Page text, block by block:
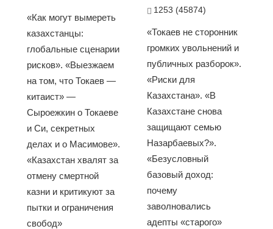
«Как могут вымереть
казахстанцы:
глобальные сценарии
рисков». «Выезжаем
на том, что Токаев —
китаист» —
Сыроежкин о Токаеве
и Си, секретных
делах и о Масимове».
«Казахстан хвалят за
отмену смертной
казни и критикуют за
пытки и ограничения
свобод»
1253 (45874)
«Токаев не сторонник
громких увольнений и
публичных разборок».
«Риски для
Казахстана». «В
Казахстане снова
защищают семью
Назарбаевых?».
«Безусловный
базовый доход:
почему
заволновались
адепты «старого»